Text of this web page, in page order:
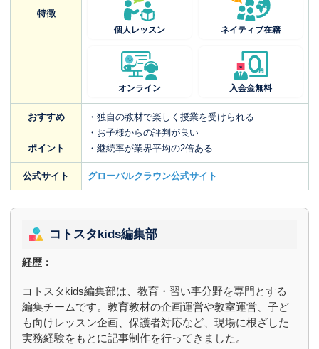
特徴
個人レッスン ネイティブ在籍
オンライン 入会金無料
おすすめ
ポイント
・独自の教材で楽しく授業を受けられる
・お子様からの評判が良い
・継続率が業界平均の2倍ある
公式サイト グローバルクラウン公式サイト
コトスタkids編集部
経歴：
コトスタkids編集部は、教育・習い事分野を専門とする
編集チームです。教育教材の企画運営や教室運営、子ど
も向けレッスン企画、保護者対応など、現場に根ざした
実務経験をもとに記事制作を行ってきました。